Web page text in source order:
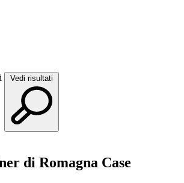
Vedi risultati
di Romagna Case